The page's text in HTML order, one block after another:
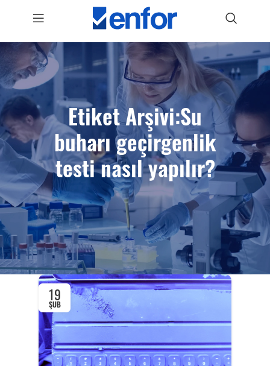
Etiket Arşivi:Su
buharı geçirgenlik
testi nasıl yapılır?
19
ŞUB